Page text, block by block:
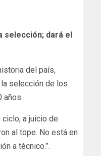
selección; dará el
del país,
la selección de los
años.
a juicio de
al tope. No está en
a técnico.”.